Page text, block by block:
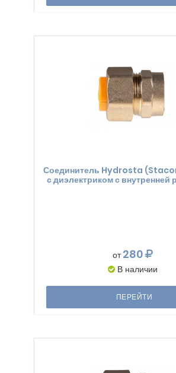
Соединитель Hydrosta
с диэлектриком с внутренней
от280
В наличии
ПЕРЕЙТИ